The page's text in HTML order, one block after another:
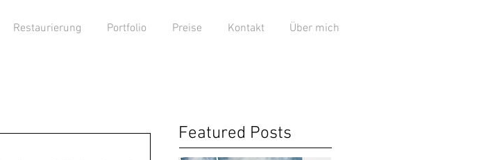
Restaurierung Portfolio Preise Kontakt Über mich
Featured Posts